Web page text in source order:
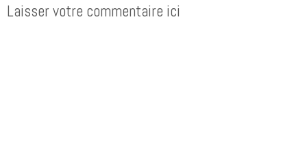
Laisser votre commentaire ici